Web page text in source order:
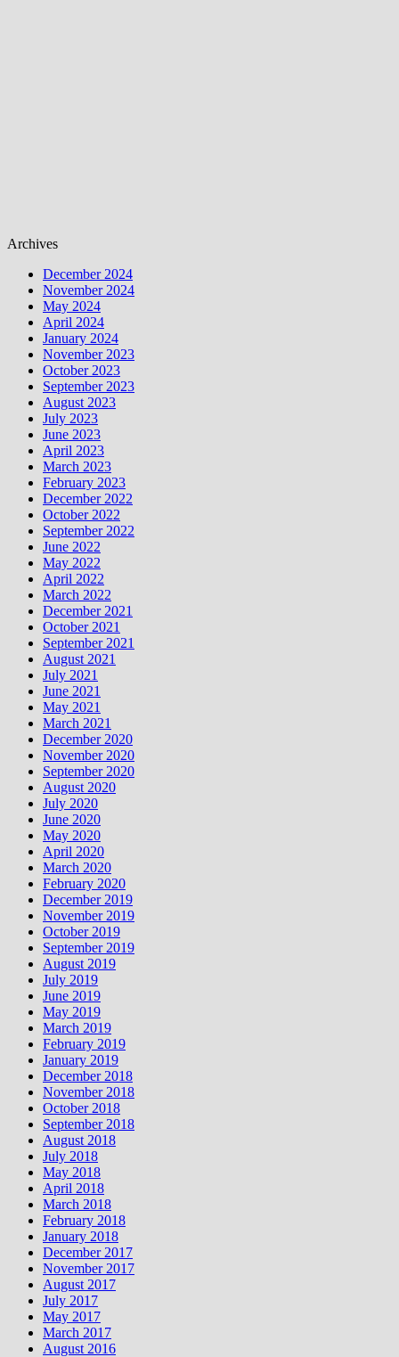
Archives
December 2024
November 2024
May 2024
April 2024
January 2024
November 2023
October 2023
September 2023
August 2023
July 2023
June 2023
April 2023
March 2023
February 2023
December 2022
October 2022
September 2022
June 2022
May 2022
April 2022
March 2022
December 2021
October 2021
September 2021
August 2021
July 2021
June 2021
May 2021
March 2021
December 2020
November 2020
September 2020
August 2020
July 2020
June 2020
May 2020
April 2020
March 2020
February 2020
December 2019
November 2019
October 2019
September 2019
August 2019
July 2019
June 2019
May 2019
March 2019
February 2019
January 2019
December 2018
November 2018
October 2018
September 2018
August 2018
July 2018
May 2018
April 2018
March 2018
February 2018
January 2018
December 2017
November 2017
August 2017
July 2017
May 2017
March 2017
August 2016